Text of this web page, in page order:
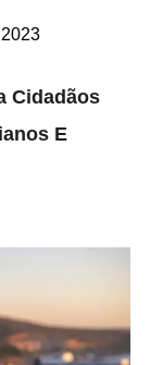
Cidadãos
E